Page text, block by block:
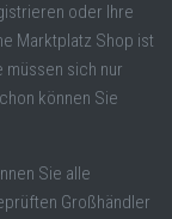
oder Ihre
Marktplatz Shop ist
müssen sich nur
können Sie
Sie alle
Großhändler